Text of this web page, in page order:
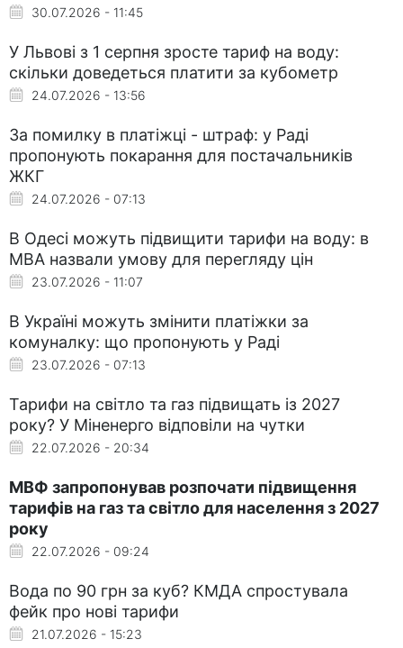
30.07.2026 - 11:45
У Львові з 1 серпня зросте тариф на воду:
скільки доведеться платити за кубометр
24.07.2026 - 13:56
За помилку в платіжці - штраф: у Раді
пропонують покарання для постачальників
ЖКГ
24.07.2026 - 07:13
В Одесі можуть підвищити тарифи на воду: в
МВА назвали умову для перегляду цін
23.07.2026 - 11:07
В Україні можуть змінити платіжки за
комуналку: що пропонують у Раді
23.07.2026 - 07:13
Тарифи на світло та газ підвищать із 2027
року? У Міненерго відповіли на чутки
22.07.2026 - 20:34
МВФ запропонував розпочати підвищення
тарифів на газ та світло для населення з 2027
року
22.07.2026 - 09:24
Вода по 90 грн за куб? КМДА спростувала
фейк про нові тарифи
21.07.2026 - 15:23